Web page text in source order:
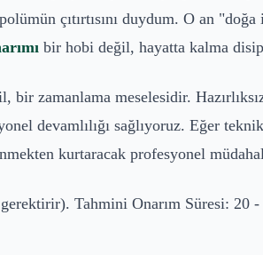
polümün çıtırtısını duydum. O an
bir hobi değil, hayatta kalma
zamanlama meselesidir.
devamlılığı sağlıyoruz. Eğer teknik
kurtaracak profesyonel
Tahmini Onarım Süresi: 20